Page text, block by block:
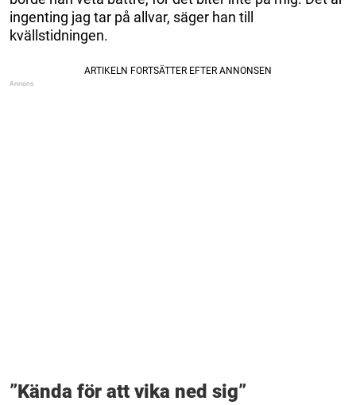
ingenting jag tar på allvar, säger han till
kvällstidningen.
”Kända för att vika ned sig”